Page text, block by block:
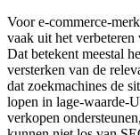
Voor e-commerce-
vaak uit het
Dat betekent meestal
versterken van de
dat zoekmachines de
lopen in lage-waarde-
verkopen